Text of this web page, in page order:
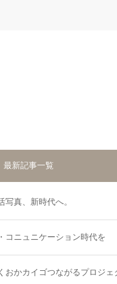
最新記事一覧
写真、新時代へ。
コニュニケーション時代を
おかカイゴつながるプロジェ